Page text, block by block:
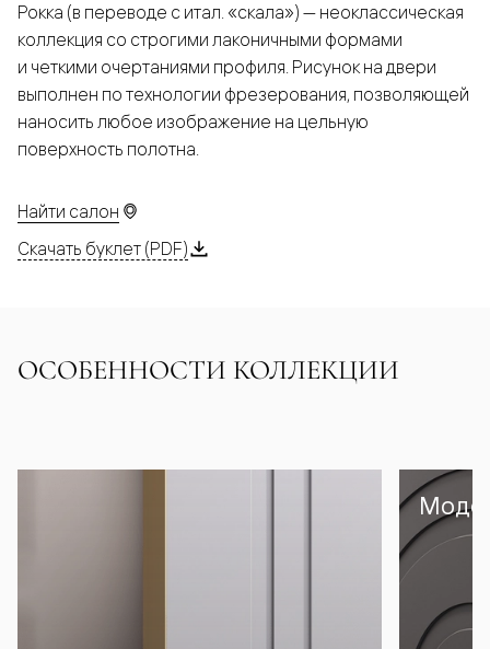
Рокка (в переводе с итал. «скала») — неоклассическая
коллекция со строгими лаконичными формами
и четкими очертаниями профиля. Рисунок на двери
выполнен по технологии фрезерования, позволяющей
наносить любое изображение на цельную
поверхность полотна.
Найти салон
Скачать буклет (PDF)
ОСОБЕННОСТИ КОЛЛЕКЦИИ